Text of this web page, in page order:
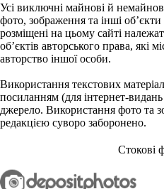
Усі виключні майнові й
фото, зображення та інші
розміщені на цьому сайті
об’єктів авторського права, які
авторство іншої особи.
Використання текстових
посиланням (для інтернет-
джерело. Використання фото та
редакцією суворо заборонено.
Стокові